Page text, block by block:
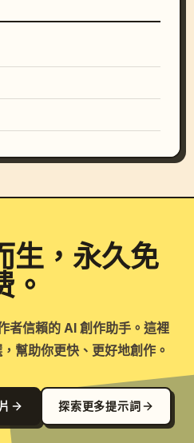
生，永久免
。
者信賴的 AI 創作助手。這裡
幫助你更快、更好地創作。
探索更多提示詞